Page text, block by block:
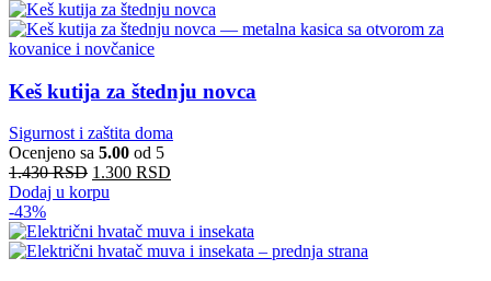
Keš kutija za štednju novca
Sigurnost i zaštita doma
Ocenjeno sa 5.00 od 5
1.430RSD 1.300 RSD
Dodaj u korpu
-43%